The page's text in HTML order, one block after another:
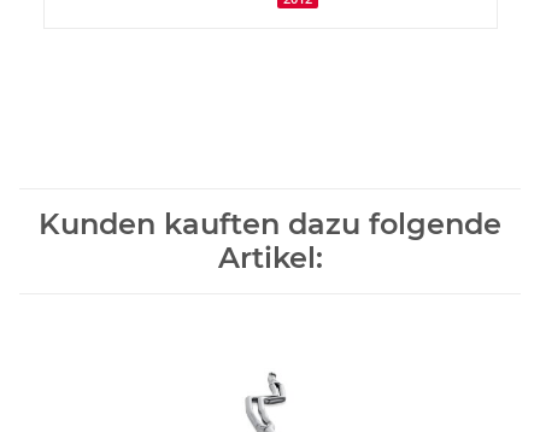
Kunden kauften dazu folgende
Artikel: